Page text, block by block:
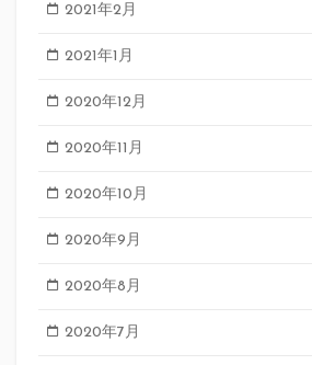
2021年2月
2021年1月
2020年12月
2020年11月
2020年10月
2020年9月
2020年8月
2020年7月